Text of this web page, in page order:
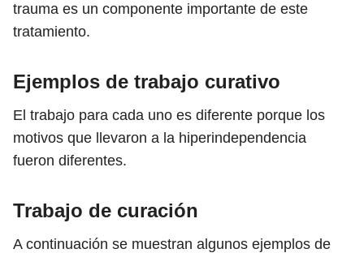
trauma es un componente importante de este
tratamiento.
Ejemplos de trabajo curativo
El trabajo para cada uno es diferente porque los
motivos que llevaron a la hiperindependencia
fueron diferentes.
Trabajo de curación
A continuación se muestran algunos ejemplos de